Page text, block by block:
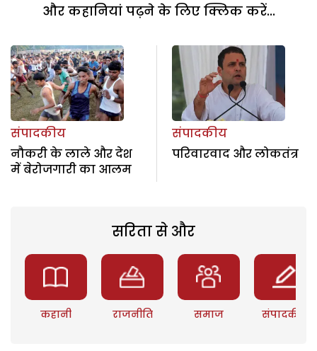
और कहानियां पढ़ने के लिए क्लिक करें...
संपादकीय
नौकरी के लाले और देश
में बेरोजगारी का आलम
संपादकीय
परिवारवाद और लोकतंत्र
सरिता से और
कहानी राजनीति समाज संपादकीय